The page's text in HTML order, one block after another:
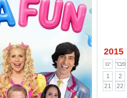
2015
ינו
פבר
1
2
21
22